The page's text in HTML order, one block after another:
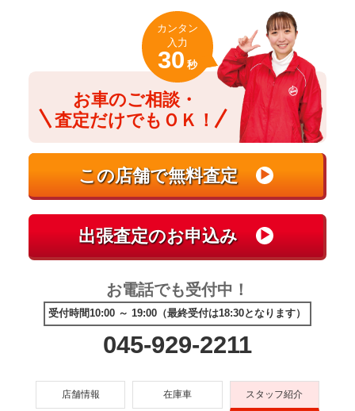
お車のご相談・
査定だけでもＯＫ！
カンタン
入力
30 秒
お電話でも受付中！
受付時間10:00 ～ 19:00（最終受付は18:30となります）
045-929-2211
店舗情報 在庫車 スタッフ紹介